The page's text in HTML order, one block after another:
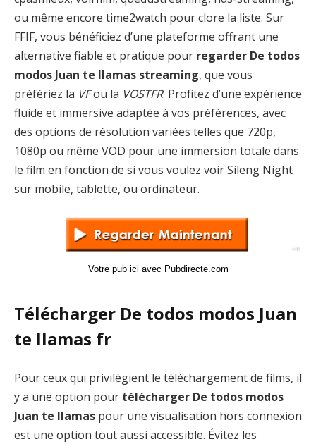
ou même encore time2watch pour clore la liste. Sur
FFIF, vous bénéficiez d’une plateforme offrant une
alternative fiable et pratique pour regarder De todos
modos Juan te llamas streaming, que vous
préfériez la VFou la VOSTFR. Profitez d’une expérience
fluide et immersive adaptée à vos préférences, avec
des options de résolution variées telles que 720p,
1080p ou même VOD pour une immersion totale dans
le film en fonction de si vous voulez voir Sileng Night
sur mobile, tablette, ou ordinateur.
Votre pub ici avec Pubdirecte.com
Télécharger De todos modos Juan
te llamas fr
Pour ceux qui privilégient le téléchargement de films, il
y a une option pour télécharger De todos modos
Juan te llamas pour une visualisation hors connexion
est une option tout aussi accessible. Évitez les